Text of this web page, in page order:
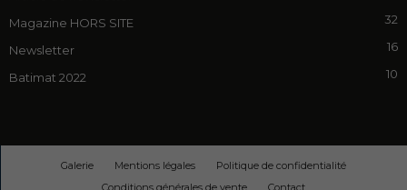
Magazine HORS SITE 32
Newsletter 16
Batimat 2022 10
Galerie Mentions légales
Politique de confidentialité
Conditions générales de vente
Contact